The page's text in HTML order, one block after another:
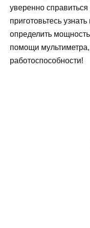
уверенно справиться
приготовьтесь
определить
помощи
работоспособности!